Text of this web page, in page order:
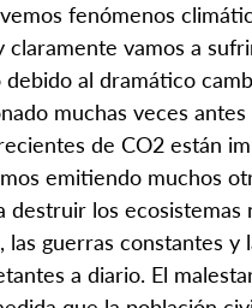
fenómenos
claramente vamos a
al dramático
muchas veces
de CO2 están
emitiendo muchos
destruir los
guerras constantes y
a diario. El